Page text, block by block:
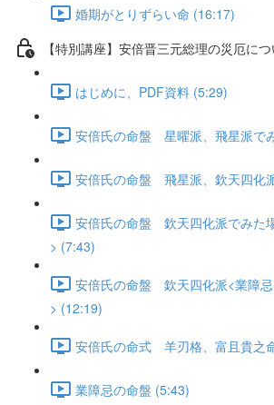
婚期がとりずらい命 (16:17)
【特別講座】安倍晋三元総理の災厄に
はじめに、PDF資料 (5:29)
安倍氏の命盤 星曜派、飛星派で
安倍氏の命盤 飛星派、欽天四化
安倍氏の命盤 欽天四化派でみた
> (7:43)
安倍氏の命盤 欽天四化派<業障
> (12:19)
安倍氏の命式 羊刃格、富且貴之
業障忌の命盤 (5:43)